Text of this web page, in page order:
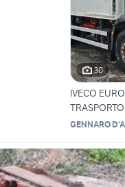
30
IVECO
GENNARO